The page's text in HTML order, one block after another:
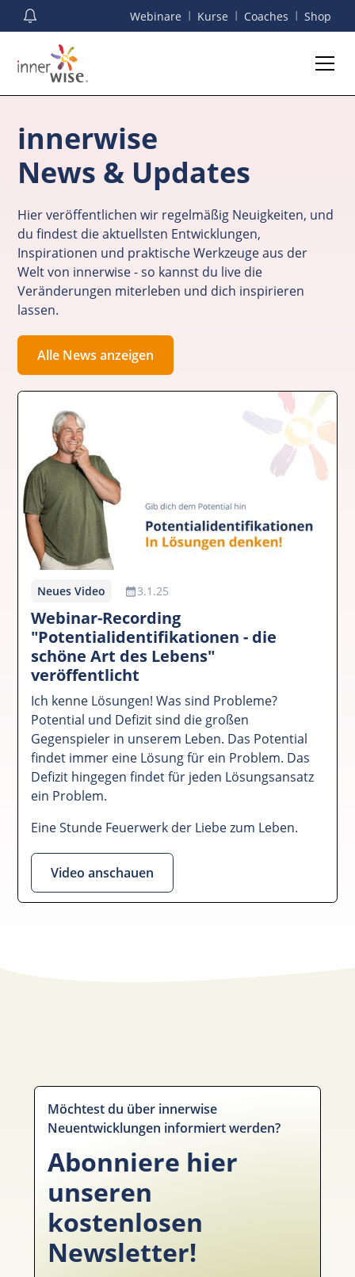
Webinare I Kurse I Coaches I Shop
innerwise
News & Updates
Hier veröffentlichen wir regelmäßig Neuigkeiten, und
du findest die aktuellsten Entwicklungen,
Inspirationen und praktische Werkzeuge aus der
Welt von innerwise - so kannst du live die
Veränderungen miterleben und dich inspirieren
lassen.
Alle News anzeigen
Neues Video 3.1.25
Webinar-Recording
"Potentialidentifikationen - die
schöne Art des Lebens"
veröffentlicht
Ich kenne Lösungen! Was sind Probleme?
Potential und Defizit sind die großen
Gegenspieler in unserem Leben. Das Potential
findet immer eine Lösung für ein Problem. Das
Defizit hingegen findet für jeden Lösungsansatz
ein Problem.
Eine Stunde Feuerwerk der Liebe zum Leben.
Video anschauen
Möchtest du über innerwise
Neuentwicklungen informiert werden?
Abonniere hier
unseren
kostenlosen
Newsletter!